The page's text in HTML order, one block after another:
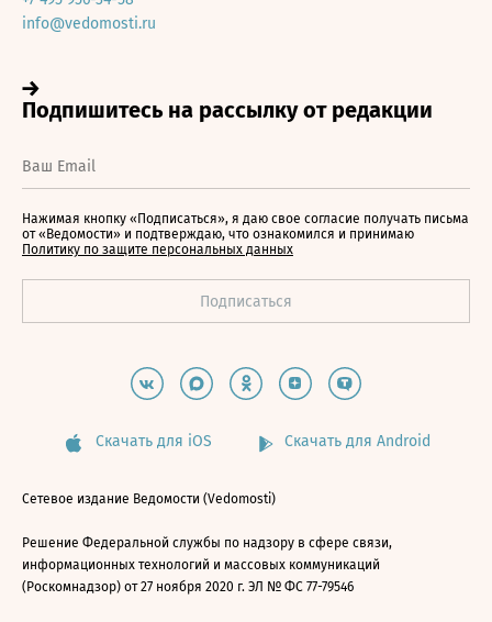
info@vedomosti.ru
Нажимая кнопку «Подписаться», я даю свое согласие получать письма
от «Ведомости» и подтверждаю, что ознакомился и принимаю
Политику по защите персональных данных
Скачать для iOS Скачать для Android
Сетевое издание Ведомости (Vedomosti)
Решение Федеральной службы по надзору в сфере связи,
информационных технологий и массовых коммуникаций
(Роскомнадзор) от 27 ноября 2020 г. ЭЛ № ФС 77-79546